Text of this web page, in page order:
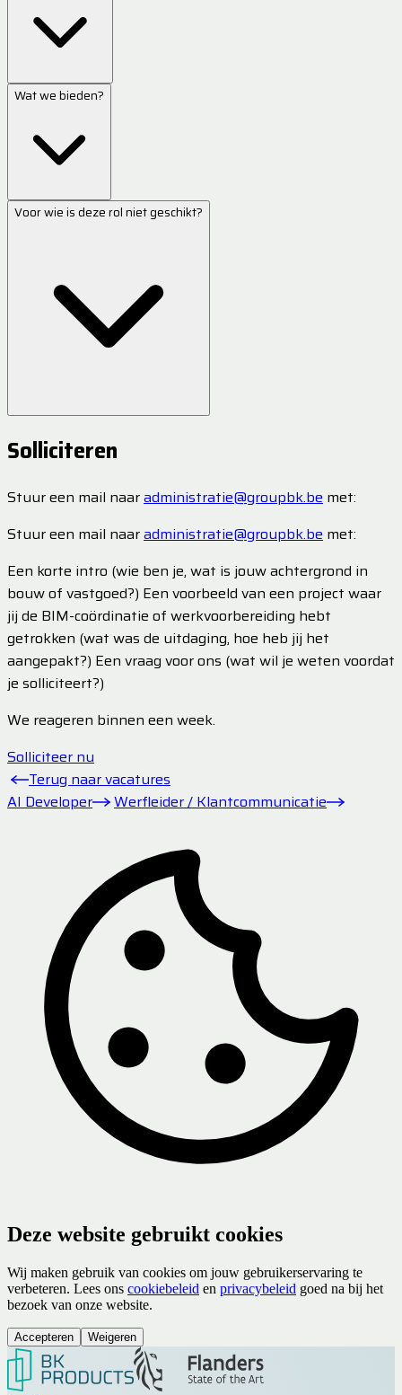
Wat we bieden?
Voor wie is deze rol niet geschikt?
Solliciteren
Stuur een mail naaradministratie@groupbk.be met:
Stuur een mail naaradministratie@groupbk.be met:
Een korte intro (wie ben je, wat is jouw achtergrond in
bouw of vastgoed?) Een voorbeeld van een project waar
jij de BIM-coördinatie of werkvoorbereiding hebt
getrokken (wat was de uitdaging, hoe heb jij het
aangepakt?) Een vraag voor ons (wat wil je weten voordat
je solliciteert?)
We reageren binnen een week.
Solliciteer nu
Terug naar vacatures
AI Developer
Werfleider / Klantcommunicatie
Deze website gebruikt cookies
Wij maken gebruik van cookies om jouw gebruikerservaring te
verbeteren. Lees ons cookiebeleid en privacybeleid goed na bij het
bezoek van onze website.
Accepteren Weigeren